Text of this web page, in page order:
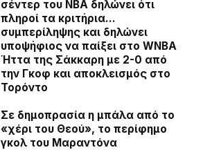
σέντερ του NBA δηλώνει ότι
πληροί τα κριτήρια…
συμπερίληψης και δηλώνει
υποψήφιος να παίξει στο WNBA
Ήττα της Σάκκαρη με 2-0 από
την Γκοφ και αποκλεισμός στο
Τορόντο
Σε δημοπρασία η μπάλα από το
«χέρι του Θεού», το περίφημο
γκολ του Μαραντόνα